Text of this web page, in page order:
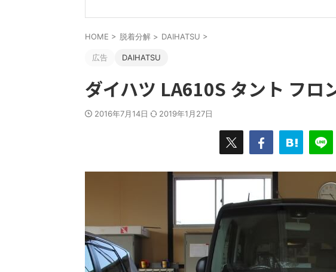
HOME > 脱着分解 > DAIHATSU >
広告 DAIHATSU
ダイハツ LA610S タント フロ
2016年7月14日 2019年1月27日